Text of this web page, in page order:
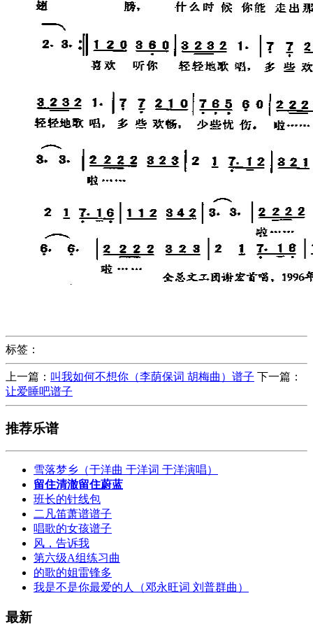
标签：
上一篇： 叫我如何不想你（李荫保词 胡梅曲）谱子 下一篇：
让爱睡吧谱子
推荐乐谱
雪落梦乡（于洋曲 于洋词 于洋演唱）
留住清澈留住蔚蓝
班长的针线包
二凡笛萧谱谱子
唱歌的女孩谱子
风，告诉我
第六级A组练习曲
的歌的姐雷锋多
我是不是你最爱的人（邓永旺词 刘普群曲）
最新